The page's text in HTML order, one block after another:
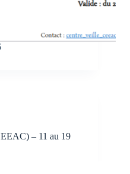
– 11 au 19